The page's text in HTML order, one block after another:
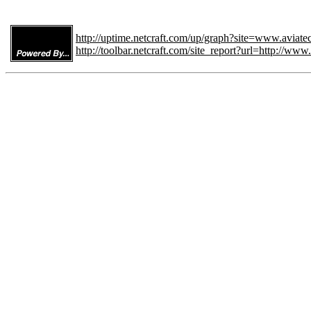
http://uptime.netcraft.com/up/
http://toolbar.netcraft.com/site_report?url=http://